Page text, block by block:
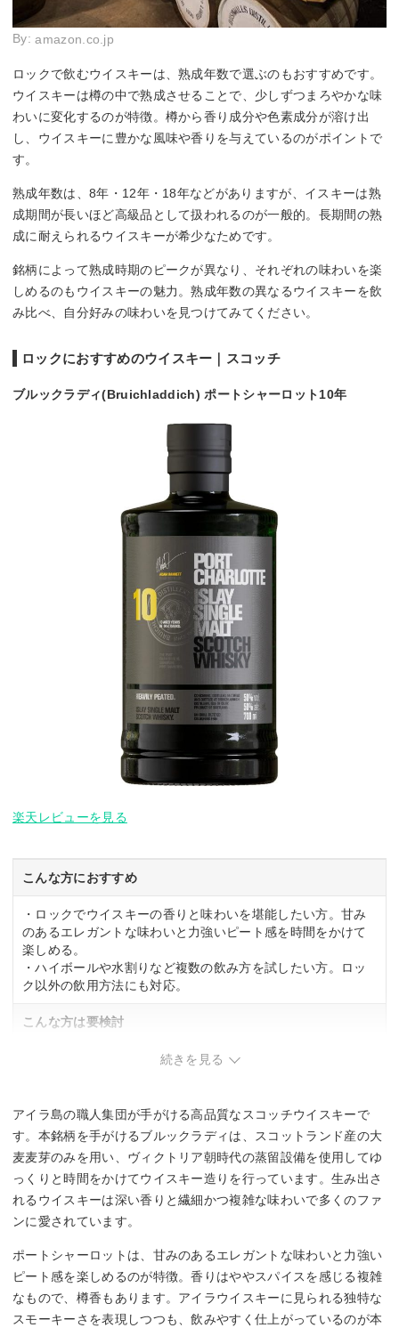
By:amazon.co.jp
ロックで飲むウイスキーは、熟成年数で選ぶのもおすすめです。
ウイスキーは樽の中で熟成させることで、少しずつまろやかな味
わいに変化するのが特徴。樽から香り成分や色素成分が溶け出
し、ウイスキーに豊かな風味や香りを与えているのがポイントで
す。
熟成年数は、8年・12年・18年などがありますが、イスキーは熟
成期間が長いほど高級品として扱われるのが一般的。長期間の熟
成に耐えられるウイスキーが希少なためです。
銘柄によって熟成時期のピークが異なり、それぞれの味わいを楽
しめるのもウイスキーの魅力。熟成年数の異なるウイスキーを飲
み比べ、自分好みの味わいを見つけてみてください。
ロックにおすすめのウイスキー｜スコッチ
ブルックラディ(Bruichladdich) ポートシャーロット10年
楽天レビューを見る
こんな方におすすめ
・ロックでウイスキーの香りと味わいを堪能したい方。甘み
のあるエレガントな味わいと力強いピート感を時間をかけて
楽しめる。
・ハイボールや水割りなど複数の飲み方を試したい方。ロッ
ク以外の飲用方法にも対応。
こんな方は要検討
・圧倒的なスモーク感を求める方。本銘柄は飲みやすさを重
続きを見る
アイラ島の職人集団が手がける高品質なスコッチウイスキーで
す。本銘柄を手がけるブルックラディは、スコットランド産の大
麦麦芽のみを用い、ヴィクトリア朝時代の蒸留設備を使用してゆ
っくりと時間をかけてウイスキー造りを行っています。生み出さ
れるウイスキーは深い香りと繊細かつ複雑な味わいで多くのファ
ンに愛されています。
ポートシャーロットは、甘みのあるエレガントな味わいと力強い
ピート感を楽しめるのが特徴。香りはややスパイスを感じる複雑
なもので、樽香もあります。アイラウイスキーに見られる独特な
スモーキーさを表現しつつも、飲みやすく仕上がっているのが本